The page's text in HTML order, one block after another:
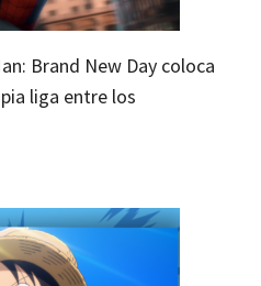
Brand New Day coloca
liga entre los